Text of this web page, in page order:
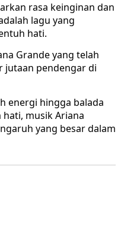
rasa keinginan dan
lagu yang
hati.
Grande yang telah
jutaan pendengar di
energi hingga balada
musik Ariana
yang besar dalam